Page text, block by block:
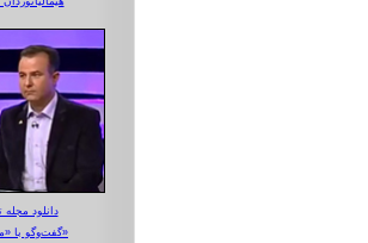
دانلود مجله
گفت‌وگو با «موحد سریعی» و «کریم»